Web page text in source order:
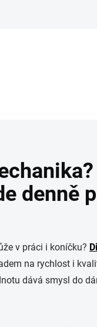
denně
v práci i koníčku?
na rychlost i
dává smysl do